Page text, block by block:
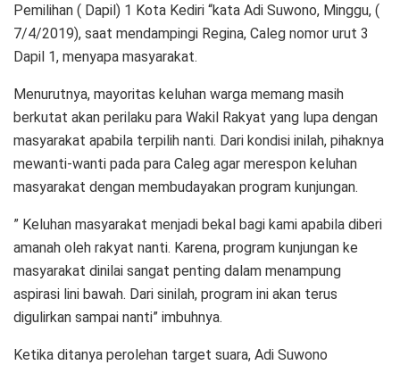
Pemilihan ( Dapil) 1 Kota Kediri “kata Adi Suwono, Minggu, (
7/4/2019), saat mendampingi Regina, Caleg nomor urut 3
Dapil 1, menyapa masyarakat.
Menurutnya, mayoritas keluhan warga memang masih
berkutat akan perilaku para Wakil Rakyat yang lupa dengan
masyarakat apabila terpilih nanti. Dari kondisi inilah, pihaknya
mewanti-wanti pada para Caleg agar merespon keluhan
masyarakat dengan membudayakan program kunjungan.
” Keluhan masyarakat menjadi bekal bagi kami apabila diberi
amanah oleh rakyat nanti. Karena, program kunjungan ke
masyarakat dinilai sangat penting dalam menampung
aspirasi lini bawah. Dari sinilah, program ini akan terus
digulirkan sampai nanti” imbuhnya.
Ketika ditanya perolehan target suara, Adi Suwono